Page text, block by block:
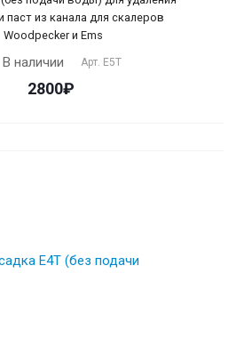
паст из канала для скалеров
Woodpecker и Ems
В наличии Арт. Е5Т
2800₽